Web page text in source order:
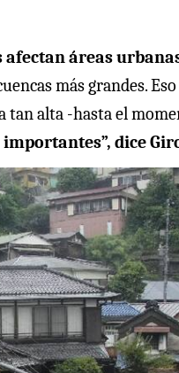
áreas
más grandes.
tan alta -hasta el
dice